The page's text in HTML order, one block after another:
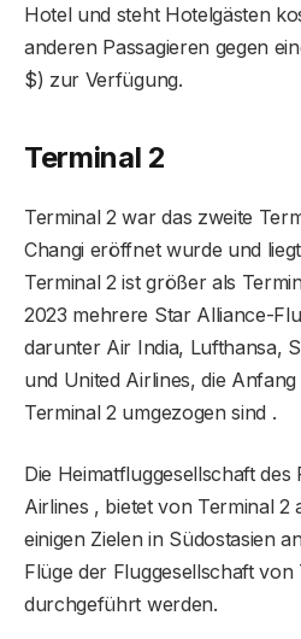
Hotel und steht Hotelgästen
anderen Passagieren gegen
$) zur Verfügung.
Terminal 2
Terminal 2 war das zweite
Changi eröffnet wurde und
Terminal 2 ist größer als
2023 mehrere Star Alliance-
darunter Air India, Lufthansa,
und United Airlines, die
Terminal 2 umgezogen sind .
Die Heimatfluggesellschaft
Airlines , bietet von Terminal 2
einigen Zielen in Südostasien
Flüge der Fluggesellschaft von
durchgeführt werden.